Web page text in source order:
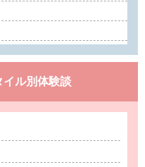
イル別体験談